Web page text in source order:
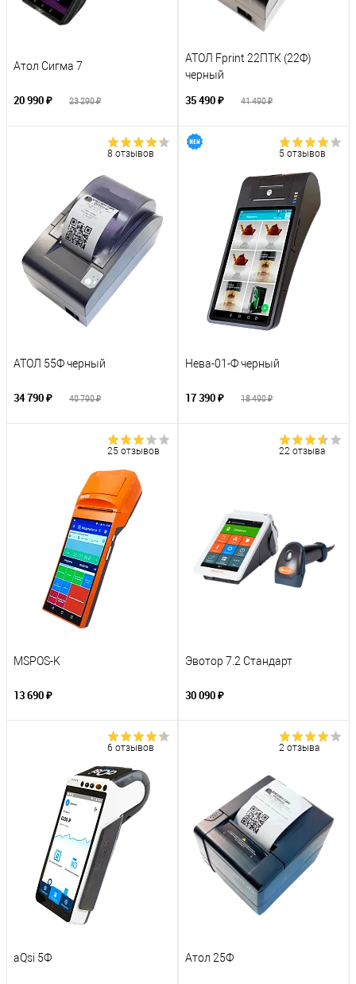
Атол Сигма 7
20 990 ₽ 23 290 ₽
АТОЛ Fprint 22ПТК (22Ф)
черный
35 490 ₽ 41 490 ₽
8 отзывов
АТОЛ 55Ф черный
34 790 ₽ 40 790 ₽
5 отзывов
Нева-01-Ф черный
17 390 ₽ 18 490 ₽
25 отзывов
MSPOS-K
13 690 ₽
22 отзыва
Эвотор 7.2 Стандарт
30 090 ₽
6 отзывов
aQsi 5Ф
2 отзыва
Атол 25Ф